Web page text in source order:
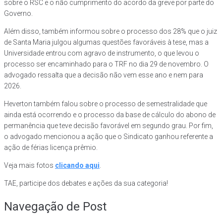
sobre o RSC e o não cumprimento do acordo da greve por parte do
Governo.
Além disso, também informou sobre o processo dos 28% que o juiz
de Santa Maria julgou algumas questões favoráveis à tese, mas a
Universidade entrou com agravo de instrumento, o que levou o
processo ser encaminhado para o TRF no dia 29 de novembro. O
advogado ressalta que a decisão não vem esse ano e nem para
2026.
Heverton também falou sobre o processo de semestralidade que
ainda está ocorrendo e o processo da base de cálculo do abono de
permanência que teve decisão favorável em segundo grau. Por fim,
o advogado mencionou a ação que o Sindicato ganhou referente a
ação de férias licença prêmio.
Veja mais fotos clicando aqui
TAE, participe dos debates e ações da sua categoria!
Navegação de Post